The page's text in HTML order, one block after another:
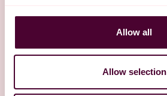
Allow all
Allow selection